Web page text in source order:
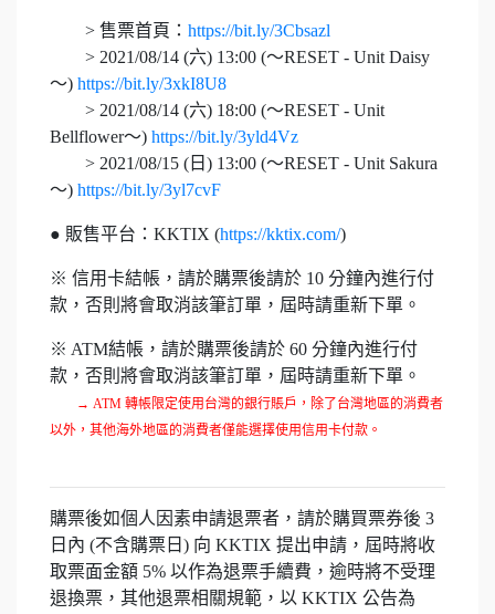
> 售票首頁： https://bit.ly/3Cbsazl
> 2021/08/14 (六) 13:00 (～RESET - Unit Daisy
～) https://bit.ly/3xkI8U8
> 2021/08/14 (六) 18:00 (～RESET - Unit
Bellflower～) https://bit.ly/3yld4Vz
> 2021/08/15 (日) 13:00 (～RESET - Unit Sakura
～) https://bit.ly/3yl7cvF
● 販售平台：KKTIX (https://kktix.com/)
※ 信用卡結帳，請於購票後請於 10 分鐘內進行付
款，否則將會取消該筆訂單，屆時請重新下單。
※ ATM結帳，請於購票後請於 60 分鐘內進行付
款，否則將會取消該筆訂單，屆時請重新下單。
→ ATM 轉帳限定使用台灣的銀行賬戶，除了台灣地區的消費者
以外，其他海外地區的消費者僅能選擇使用信用卡付款。
購票後如個人因素申請退票者，請於購買票券後 3
日內 (不含購票日) 向 KKTIX 提出申請，屆時將收
取票面金額 5% 以作為退票手續費，逾時將不受理
退換票，其他退票相關規範，以 KKTIX 公告為